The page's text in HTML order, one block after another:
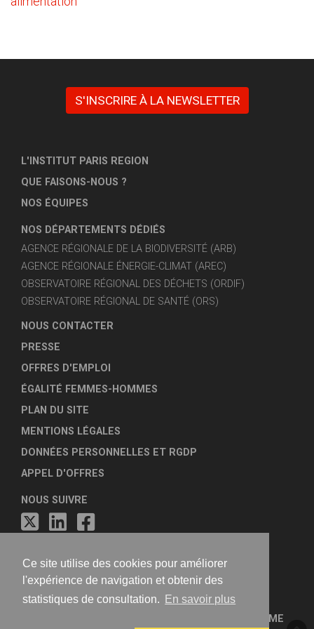
Ce site utilise des cookies pour améliorer
l'expérience de navigation et obtenir des
statistiques de consultation.
En savoir plus
S'INSCRIRE À LA NEWSLETTER
L'INSTITUT PARIS REGION
QUE FAISONS-NOUS ?
NOS ÉQUIPES
NOS DÉPARTEMENTS DÉDIÉS
AGENCE RÉGIONALE DE LA BIODIVERSITÉ (ARB)
AGENCE RÉGIONALE ÉNERGIE-CLIMAT (AREC)
OBSERVATOIRE RÉGIONAL DES DÉCHETS (ORDIF)
OBSERVATOIRE RÉGIONAL DE SANTÉ (ORS)
NOUS CONTACTER
PRESSE
OFFRES D'EMPLOI
ÉGALITÉ FEMMES-HOMMES
PLAN DU SITE
MENTIONS LÉGALES
DONNÉES PERSONNELLES ET RGDP
APPEL D'OFFRES
NOUS SUIVRE
FÉDÉRATION NATIONALE DES AGENCES D'URBANISME